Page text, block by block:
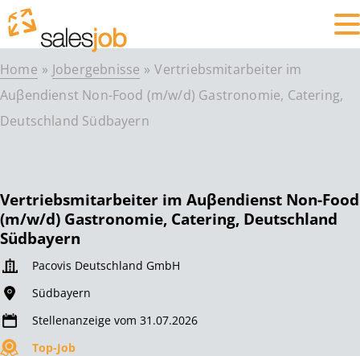
Home Jobergebnisse
Vertriebsmitarbeiter im
Auβendienst Non-Food (m/w/d) Gastronomie, Catering,
Deutschland Südbayern
Vertriebsmitarbeiter im Auβendienst Non-Food
(m/w/d) Gastronomie, Catering, Deutschland
Südbayern
Pacovis Deutschland GmbH
Südbayern
Stellenanzeige vom 31.07.2026
Top-Job